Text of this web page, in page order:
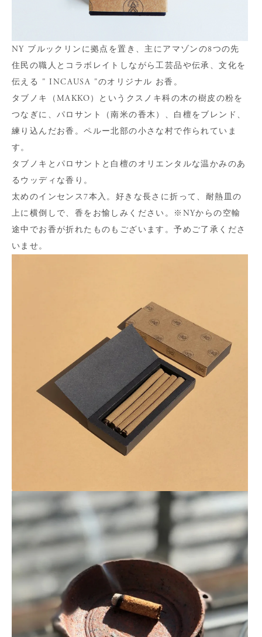
NY ブルックリンに拠点を置き、主にアマゾンの8つの先
住民の職人とコラボレイトしながら工芸品や伝承、文化を
伝える " INCAUSA "のオリジナル お香。
タブノキ（MAKKO）というクスノキ科の木の樹皮の粉を
つなぎに、パロサント（南米の香木）、白檀をブレンド、
練り込んだお香。ペルー北部の小さな村で作られていま
す。
タブノキとパロサントと白檀のオリエンタルな温かみのあ
るウッディな香り。
太めのインセンス7本入。好きな長さに折って、耐熱皿の
上に横倒しで、香をお愉しみください。※NYからの空輸
途中でお香が折れたものもございます。予めご了承くださ
いませ。